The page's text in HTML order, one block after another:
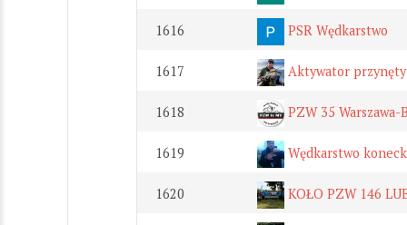
1616 PSR Wędkarstwo
1617 Aktywator przynęty
1618 PZW 35 Warszawa-
1619 Wędkarstwo
1620 KOŁO PZW 146